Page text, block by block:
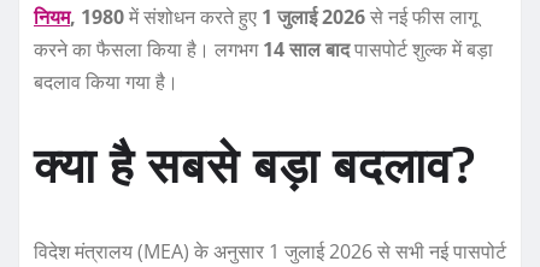
नियम, 1980में संशोधन करते हुए 1 जुलाई 2026से नई फीस लागू
करने का फैसला किया है। लगभग14 साल बादपासपोर्ट शुल्क में बड़ा
बदलाव किया गया है।
क्या है सबसे बड़ा बदलाव?
विदेश मंत्रालय (MEA) के अनुसार 1 जुलाई 2026 से सभी नई पासपोर्ट